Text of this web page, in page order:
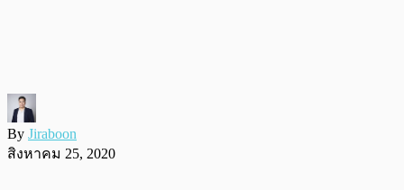
By Jiraboon
สิงหาคม 25, 2020